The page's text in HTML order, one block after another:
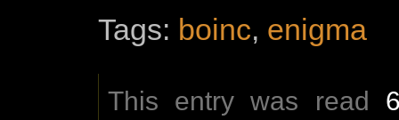
Tags: boinc, enigma
This entry was read